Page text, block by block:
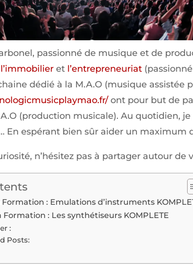
passionné de musique et de
l’immobilier et l’entrepreneuriat
dédié à la M.A.O (musique assistée
ont pour but de
(production musicale). Au quotidien,
En espérant bien sûr aider un maximum
n’hésitez pas à partager autour de
: Emulations d’instruments
: Les synthétiseurs KOMPLETE
:
Posts: